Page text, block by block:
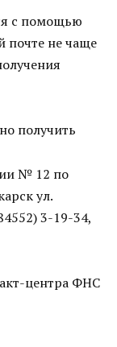
с помощью
почте не чаще
получить
№ 12 по
ул.
3-19-34,
центра ФНС